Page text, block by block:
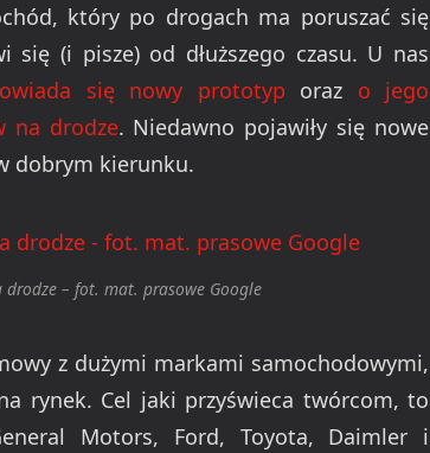
który po drogach ma poruszać się
się (i pisze) od dłuższego czasu. U nas
się nowy prototyp oraz o jego
na drodze. Niedawno pojawiły się nowe
dobrym kierunku.
– fot. mat. prasowe Google
z dużymi markami samochodowymi,
rynek. Cel jaki przyświeca twórcom, to
Motors, Ford, Toyota, Daimler i